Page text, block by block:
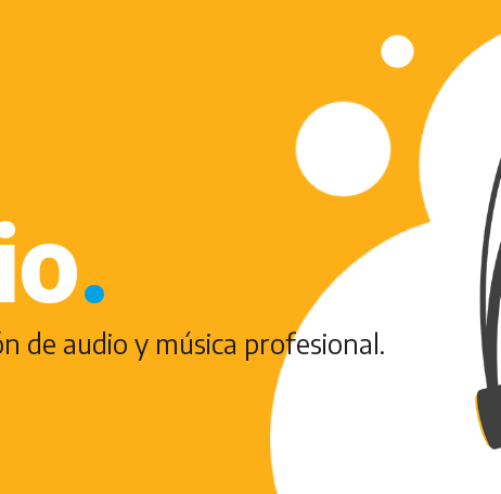
.
de audio y música profesional.